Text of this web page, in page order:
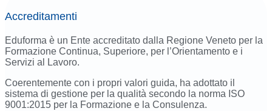
Accreditamenti
Eduforma è un Ente accreditato dalla Regione Veneto per la
Formazione Continua, Superiore, per l’Orientamento e i
Servizi al Lavoro.
Coerentemente con i propri valori guida, ha adottato il
sistema di gestione per la qualità secondo la norma ISO
9001:2015 per la Formazione e la Consulenza.